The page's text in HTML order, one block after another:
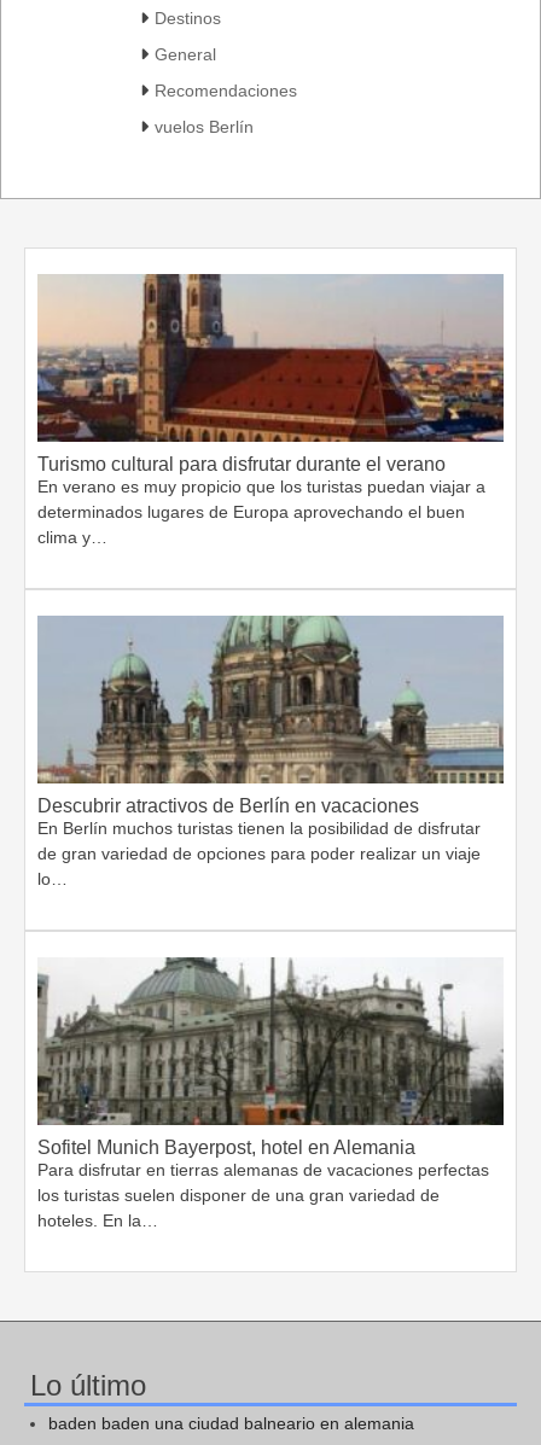
Destinos
General
Recomendaciones
vuelos Berlín
Turismo cultural para disfrutar durante el verano
En verano es muy propicio que los turistas puedan viajar a
determinados lugares de Europa aprovechando el buen
clima y…
Descubrir atractivos de Berlín en vacaciones
En Berlín muchos turistas tienen la posibilidad de disfrutar
de gran variedad de opciones para poder realizar un viaje
lo…
Sofitel Munich Bayerpost, hotel en Alemania
Para disfrutar en tierras alemanas de vacaciones perfectas
los turistas suelen disponer de una gran variedad de
hoteles. En la…
Lo último
baden baden una ciudad balneario en alemania